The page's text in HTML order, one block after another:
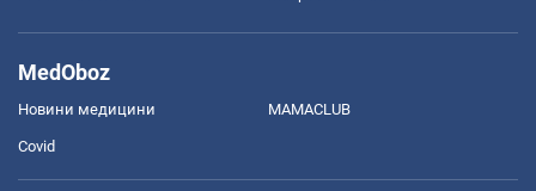
MedOboz
Новини медицини MAMACLUB
Covid